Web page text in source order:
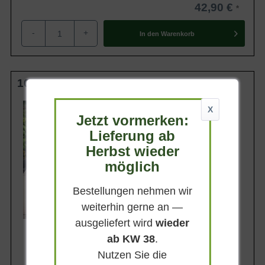
Eigenschaften
'Daybreak') ist ein Solitärgehölz, das
hartriegeltypisch durch Blühfreudigkeit
und Herbstfärbung einzigartige Akzente
42,90 €
- + In den Warenkorb
100-125 cm C12
Belaubung
Sommergrün
Blatt- / Nadelfarbe
Mittelgrün weiß gepfleckt
Sonnig-halbschattig
Lieferbar
X
Jetzt vormerken:
Lieferung ab
Herbst wieder
möglich
Bestellungen nehmen wir
weiterhin gerne an —
ausgeliefert wirdwieder
ab KW 38.
Nutzen Sie die